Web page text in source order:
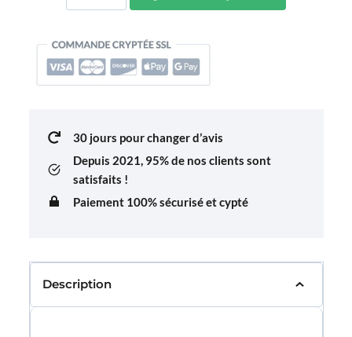
de
Bagage
Aircraft
30 jours pour changer d’avis
Depuis 2021, 95% de nos clients sont
satisfaits !
Paiement 100% sécurisé et cypté
Description